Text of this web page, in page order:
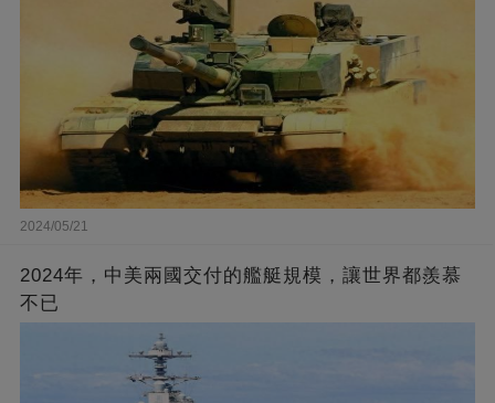
2024/05/21
2024年，中美兩國交付的艦艇規模，讓世界都羨慕
不已